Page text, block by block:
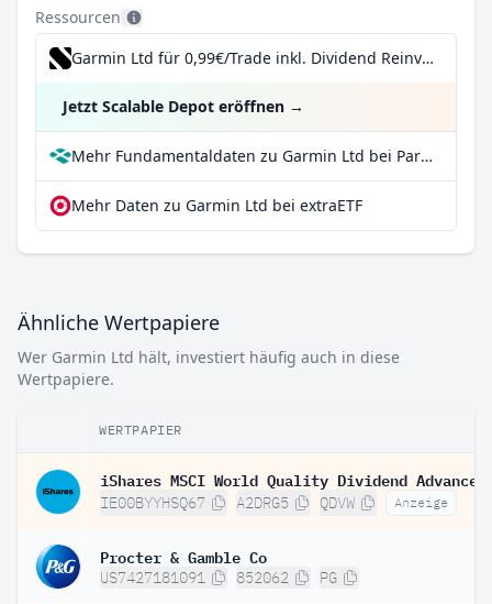
Ressourcen
Garmin Ltd für 0,99€/Trade inkl. Dividend Reinvestment Plan
Jetzt Scalable Depot eröffnen →
Mehr Fundamentaldaten zu Garmin Ltd bei Parqet
Mehr Daten zu Garmin Ltd bei extraETF
Ähnliche Wertpapiere
Wer Garmin Ltd hält, investiert häufig auch in diese
Wertpapiere.
WERTPAPIER
IE00BYYHSQ67 A2DRG5 QDVW Anzeige
Procter & Gamble Co
US7427181091 852062 PG